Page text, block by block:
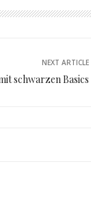
NEXT ARTICLE
schwarzen Basics
nicht mehr sehen!